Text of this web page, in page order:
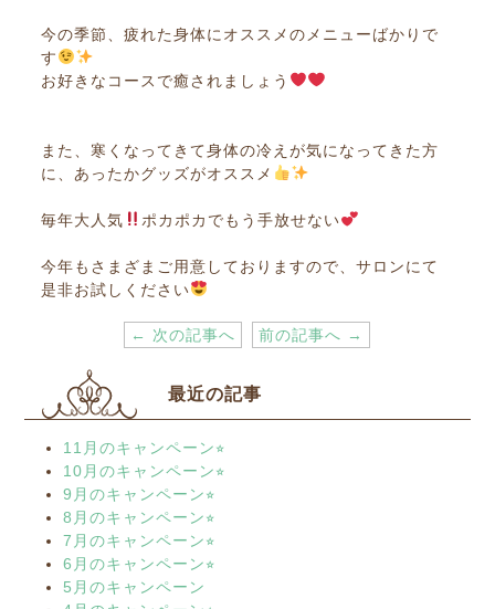
今の季節、疲れた身体にオススメのメニューばかりで
す
お好きなコースで癒されましょう
また、寒くなってきて身体の冷えが気になってきた方
に、あったかグッズがオススメ
毎年大人気 ポカポカでもう手放せない
今年もさまざまご用意しておりますので、サロンにて
是非お試しください
← 次の記事へ 前の記事へ →
最近の記事
11月のキャンペーン⭐︎
10月のキャンペーン⭐︎
9月のキャンペーン⭐︎
8月のキャンペーン⭐︎
7月のキャンペーン⭐︎
6月のキャンペーン⭐︎
5月のキャンペーン